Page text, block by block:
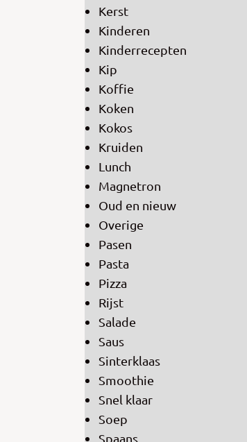
Kerst
Kinderen
Kinderrecepten
Kip
Koffie
Koken
Kokos
Kruiden
Lunch
Magnetron
Oud en nieuw
Overige
Pasen
Pasta
Pizza
Rijst
Salade
Saus
Sinterklaas
Smoothie
Snel klaar
Soep
Spaans